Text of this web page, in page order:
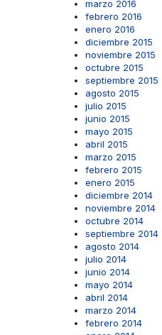
marzo 2016
febrero 2016
enero 2016
diciembre 2015
noviembre 2015
octubre 2015
septiembre 2015
agosto 2015
julio 2015
junio 2015
mayo 2015
abril 2015
marzo 2015
febrero 2015
enero 2015
diciembre 2014
noviembre 2014
octubre 2014
septiembre 2014
agosto 2014
julio 2014
junio 2014
mayo 2014
abril 2014
marzo 2014
febrero 2014